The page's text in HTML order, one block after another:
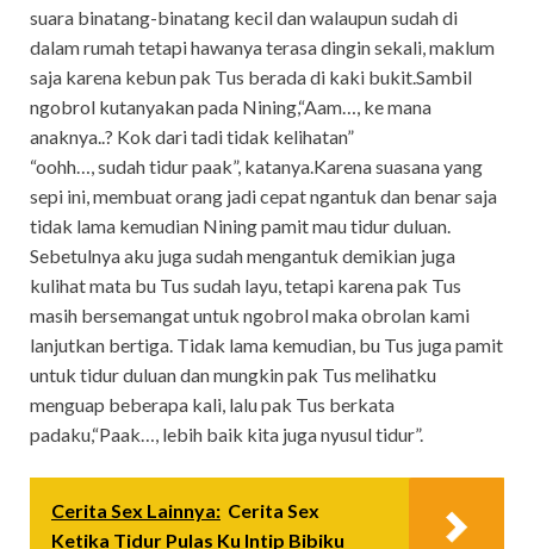
suara binatang-binatang kecil dan walaupun sudah di
dalam rumah tetapi hawanya terasa dingin sekali, maklum
saja karena kebun pak Tus berada di kaki bukit.Sambil
ngobrol kutanyakan pada Nining,“Aam…, ke mana
anaknya..? Kok dari tadi tidak kelihatan”
“oohh…, sudah tidur paak”, katanya.Karena suasana yang
sepi ini, membuat orang jadi cepat ngantuk dan benar saja
tidak lama kemudian Nining pamit mau tidur duluan.
Sebetulnya aku juga sudah mengantuk demikian juga
kulihat mata bu Tus sudah layu, tetapi karena pak Tus
masih bersemangat untuk ngobrol maka obrolan kami
lanjutkan bertiga. Tidak lama kemudian, bu Tus juga pamit
untuk tidur duluan dan mungkin pak Tus melihatku
menguap beberapa kali, lalu pak Tus berkata
padaku,“Paak…, lebih baik kita juga nyusul tidur”.
Cerita Sex Lainnya: Cerita Sex
Ketika Tidur Pulas Ku Intip Bibiku